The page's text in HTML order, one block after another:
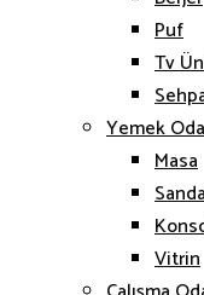
Puf
Tv
Yemek
Masa
Vitrin